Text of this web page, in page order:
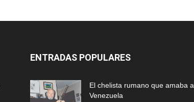
ENTRADAS POPULARES
El chelista rumano que amaba a
Venezuela